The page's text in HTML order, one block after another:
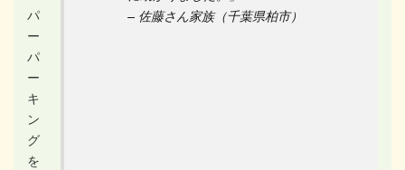
– 佐藤さん家族（千葉県柏市）